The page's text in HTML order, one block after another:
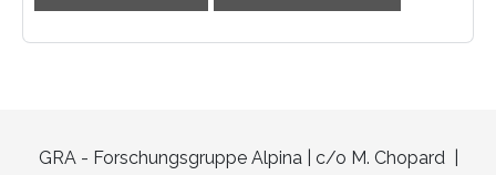
GRA - Forschungsgruppe Alpina | c/o M. Chopard |